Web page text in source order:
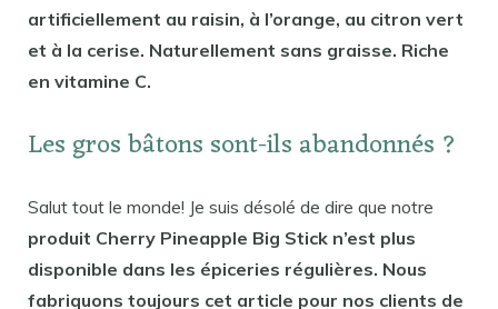
artificiellement au raisin, à l’orange, au citron vert
et à la cerise. Naturellement sans graisse. Riche
en vitamine C.
Les gros bâtons sont-ils abandonnés ?
Salut tout le monde! Je suis désolé de dire que notre
produit Cherry Pineapple Big Stick n’est plus
disponible dans les épiceries régulières. Nous
fabriquons toujours cet article pour nos clients de